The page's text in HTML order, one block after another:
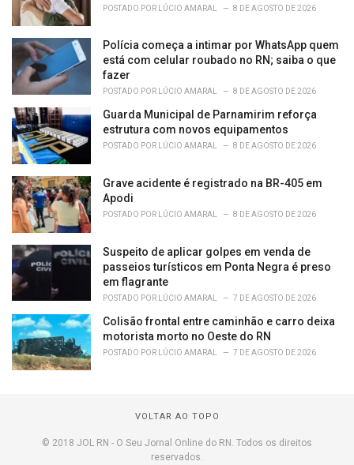
POSTADO POR LÚCIO AMARAL 8 DE AGOSTO DE 2026
Polícia começa a intimar por WhatsApp quem
está com celular roubado no RN; saiba o que
fazer
POSTADO POR LÚCIO AMARAL 8 DE AGOSTO DE 2026
Guarda Municipal de Parnamirim reforça
estrutura com novos equipamentos
POSTADO POR LÚCIO AMARAL 8 DE AGOSTO DE 2026
Grave acidente é registrado na BR-405 em
Apodi
POSTADO POR LÚCIO AMARAL 8 DE AGOSTO DE 2026
Suspeito de aplicar golpes em venda de
passeios turísticos em Ponta Negra é preso
em flagrante
POSTADO POR LÚCIO AMARAL 7 DE AGOSTO DE 2026
Colisão frontal entre caminhão e carro deixa
motorista morto no Oeste do RN
POSTADO POR LÚCIO AMARAL 7 DE AGOSTO DE 2026
VOLTAR AO TOPO
© 2018 JOL RN - O Seu Jornal Online do RN. Todos os direitos
reservados.